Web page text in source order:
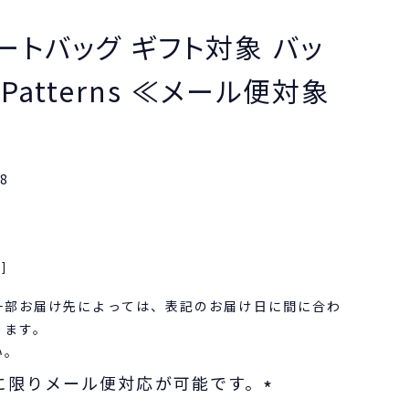
トバッグ ギフト対象 バッ
≪メール便対象
お届け先によっては、表記のお届け日に間に合わ
す。
りメール便対応が可能です。